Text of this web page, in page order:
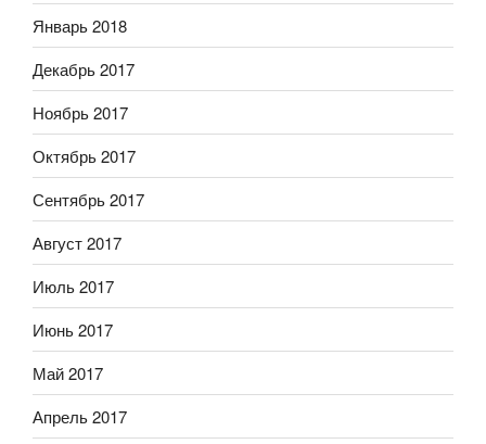
Январь 2018
Декабрь 2017
Ноябрь 2017
Октябрь 2017
Сентябрь 2017
Август 2017
Июль 2017
Июнь 2017
Май 2017
Апрель 2017